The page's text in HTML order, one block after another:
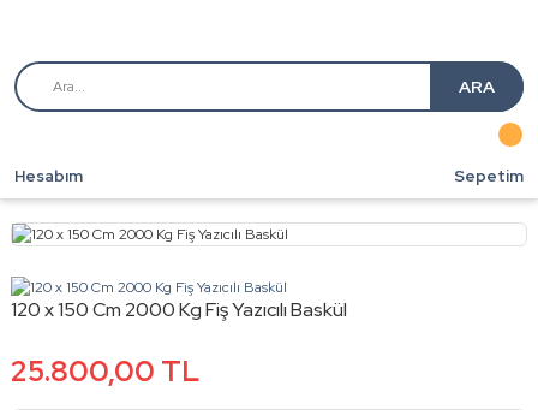
ARA
Hesabım Sepetim
120 x 150 Cm 2000 Kg Fiş Yazıcılı Baskül
25.800,00 TL